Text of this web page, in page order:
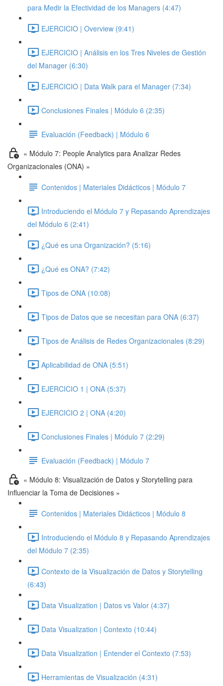
para Medir la Efectividad de los Managers (4:47)
EJERCICIO | Overview (9:41)
EJERCICIO | Análisis en los Tres Niveles de Gestión
del Manager (6:30)
EJERCICIO | Data Walk para el Manager (7:34)
Conclusiones Finales | Módulo 6 (2:35)
Evaluación (Feedback) | Módulo 6
« Módulo 7: People Analytics para Analizar Redes
Organizacionales (ONA) »
Contenidos | Materiales Didácticos | Módulo 7
Introduciendo el Módulo 7 y Repasando Aprendizajes
del Módulo 6 (2:41)
¿Qué es una Organización? (5:16)
¿Qué es ONA? (7:42)
Tipos de ONA (10:08)
Tipos de Datos que se necesitan para ONA (6:37)
Tipos de Análisis de Redes Organizacionales (8:29)
Aplicabilidad de ONA (5:51)
EJERCICIO 1 | ONA (5:37)
EJERCICIO 2 | ONA (4:20)
Conclusiones Finales | Módulo 7 (2:29)
Evaluación (Feedback) | Módulo 7
« Módulo 8: Visualización de Datos y Storytelling para
Influenciar la Toma de Decisiones »
Contenidos | Materiales Didácticos | Módulo 8
Introduciendo el Módulo 8 y Repasando Aprendizajes
del Módulo 7 (2:35)
Contexto de la Visualización de Datos y Storytelling
(6:43)
Data Visualization | Datos vs Valor (4:37)
Data Visualization | Contexto (10:44)
Data Visualization | Entender el Contexto (7:53)
Herramientas de Visualización (4:31)